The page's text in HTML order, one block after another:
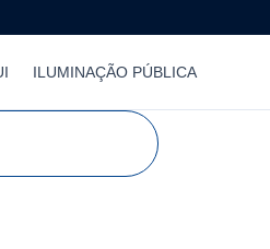
ILUMINAÇÃO PÚBLICA